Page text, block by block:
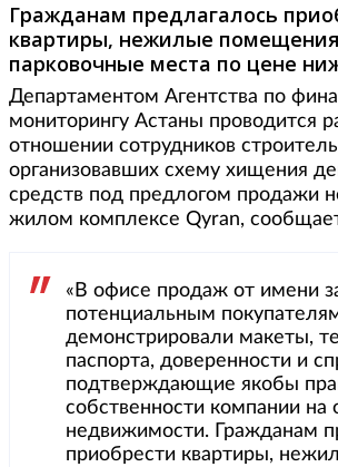
Гражданам предлагалось
квартиры, нежилые
парковочные места по цене
Департаментом Агентства по
мониторингу Астаны проводится
отношении сотрудников
организовавших схему хищения
средств под предлогом продажи
жилом комплексе Qyran,
«В офисе продаж от имени
потенциальным
демонстрировали макеты,
паспорта, доверенности и
подтверждающие якобы
собственности компании на
недвижимости. Гражданам
приобрести квартиры,